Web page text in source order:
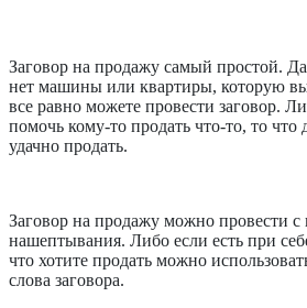
Заговор на продажу самый простой.
нет машины или квартиры, которую
все равно можете провести заговор.
помочь кому-то продать что-то, то что
удачно продать.
Заговор на продажу можно провести
нашептывания. Либо если есть при
что хотите продать можно
слова заговора.